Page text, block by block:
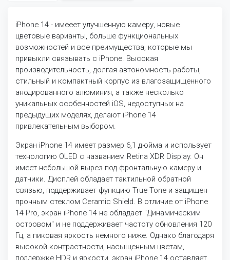
iPhone 14 - имееет улучшенную камеру, новые
цветовые варианты, больше функциональных
возможностей и все преимущества, которые мы
привыкли связывать с iPhone. Высокая
производительность, долгая автономность работы,
стильный и компактный корпус из влагозащищенного
анодированного алюминия, а также несколько
уникальных особенностей iOS, недоступных на
предыдущих моделях, делают iPhone 14
привлекательным выбором.
Экран iPhone 14 имеет размер 6,1 дюйма и использует
технологию OLED с названием Retina XDR Display. Он
имеет небольшой вырез под фронтальную камеру и
датчики. Дисплей обладает тактильной обратной
связью, поддерживает функцию True Tone и защищен
прочным стеклом Ceramic Shield. В отличие от iPhone
14 Pro, экран iPhone 14 не обладает "Динамическим
островом" и не поддерживает частоту обновления 120
Гц, а пиковая яркость немного ниже. Однако благодаря
высокой контрастности, насыщенным цветам,
поддержке HDR и яркости, экран iPhone 14 оставляет